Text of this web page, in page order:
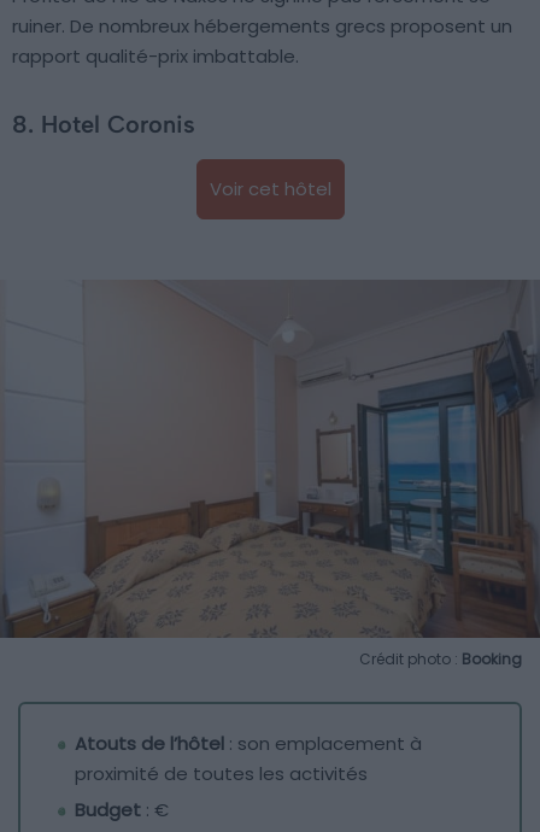
ruiner. De nombreux hébergements grecs proposent un
rapport qualité-prix imbattable.
8. Hotel Coronis
Voir cet hôtel
Crédit photo : Booking
Atouts de l’hôtel : son emplacement à
proximité de toutes les activités
Budget : €